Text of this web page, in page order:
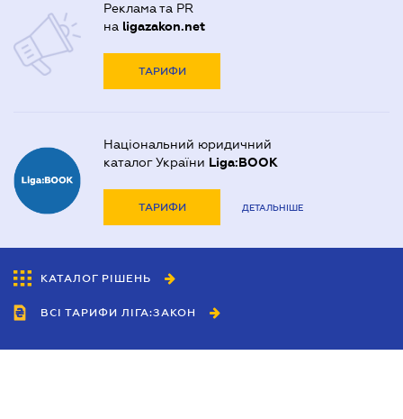
Реклама та PR
на ligazakon.net
ТАРИФИ
Національний юридичний
каталог України Liga:BOOK
ТАРИФИ ДЕТАЛЬНІШЕ
КАТАЛОГ РІШЕНЬ
ВСІ ТАРИФИ ЛІГА:ЗАКОН